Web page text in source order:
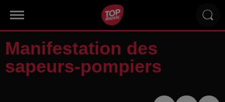
Manifestation des
sapeurs-pompiers